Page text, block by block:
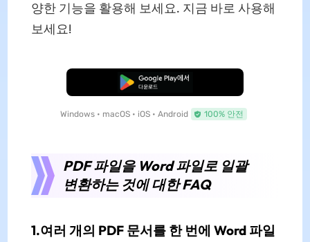
양한 기능을 활용해 보세요. 지금 바로 사용해
보세요!
무료로 다운로드
Windows • macOS • iOS • Android 100% 안전
PDF 파일을 Word 파일로 일괄
변환하는 것에 대한 FAQ
1.여러 개의 PDF 문서를 한 번에 Word 파일